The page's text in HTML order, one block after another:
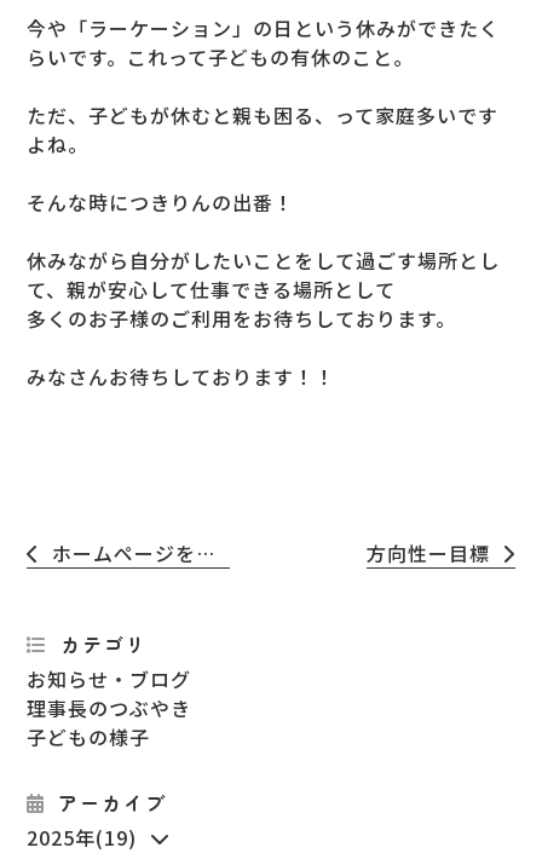
今や「ラーケーション」の日という休みができたく
らいです。これって子どもの有休のこと。
ただ、子どもが休むと親も困る、って家庭多いです
よね。
そんな時につきりんの出番！
休みながら自分がしたいことをして過ごす場所とし
て、親が安心して仕事できる場所として
多くのお子様のご利用をお待ちしております。
みなさんお待ちしております！！
ホームページを開設しました 方向性ー目標
カテゴリ
お知らせ・ブログ
理事長のつぶやき
子どもの様子
アーカイブ
2025年(19)